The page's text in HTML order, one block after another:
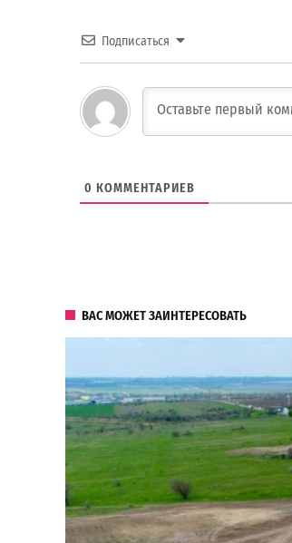
Подписаться
0 КОММЕНТАРИЕВ
ВАС МОЖЕТ ЗАИНТЕРЕСОВАТЬ